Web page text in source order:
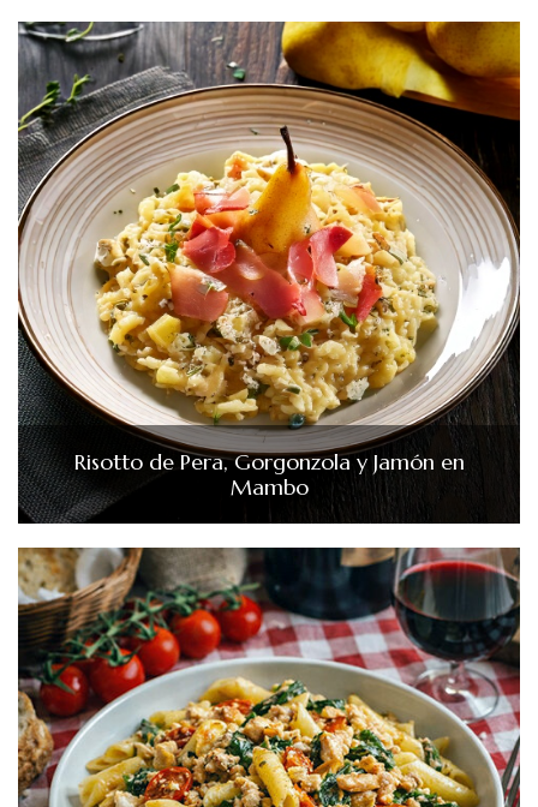
Risotto de Pera, Gorgonzola y Jamón en
Mambo